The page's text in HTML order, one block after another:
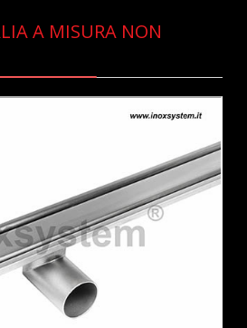
A MISURA NON